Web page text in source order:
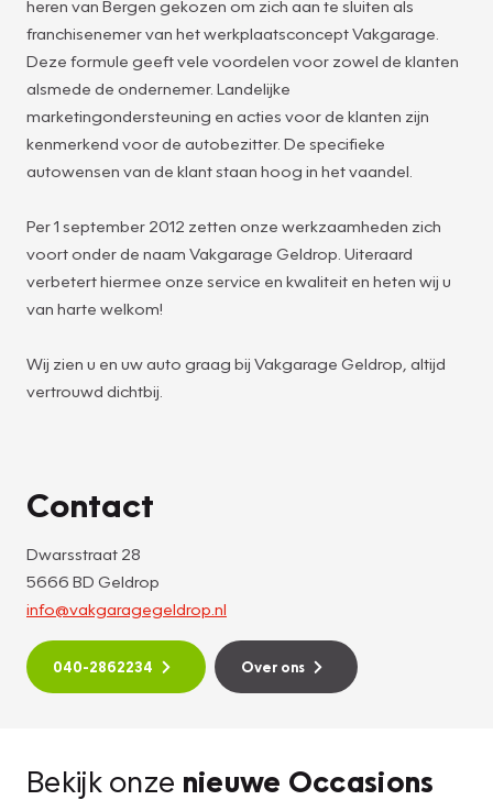
heren van Bergen gekozen om zich aan te sluiten als
franchisenemer van het werkplaatsconcept Vakgarage.
Deze formule geeft vele voordelen voor zowel de klanten
alsmede de ondernemer. Landelijke
marketingondersteuning en acties voor de klanten zijn
kenmerkend voor de autobezitter. De specifieke
autowensen van de klant staan hoog in het vaandel.
Per 1 september 2012 zetten onze werkzaamheden zich
voort onder de naam Vakgarage Geldrop. Uiteraard
verbetert hiermee onze service en kwaliteit en heten wij u
van harte welkom!
Wij zien u en uw auto graag bij Vakgarage Geldrop, altijd
vertrouwd dichtbij.
Contact
Dwarsstraat 28
5666 BD Geldrop
info@vakgaragegeldrop.nl
040-2862234 Over ons
Bekijk onze nieuwe Occasions